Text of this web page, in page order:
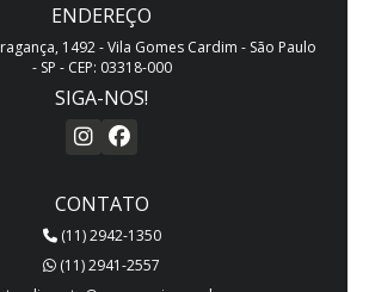
ENDEREÇO
1492 - Vila Gomes Cardim - São Paulo
- SP - CEP: 03318-000
SIGA-NOS!
CONTATO
(11) 2942-1350
(11) 2941-2557